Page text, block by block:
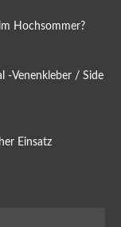
Hochsommer?
-Venenkleber / Side
Einsatz